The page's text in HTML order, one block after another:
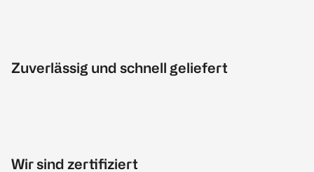
Zuverlässig und schnell geliefert
Wir sind zertifiziert